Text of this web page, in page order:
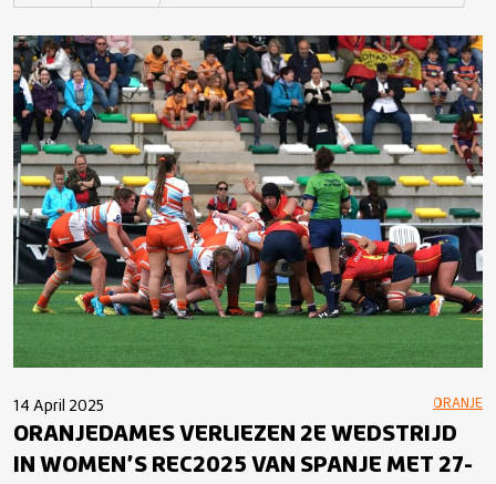
14 April 2025 ORANJE
ORANJEDAMES VERLIEZEN 2E WEDSTRIJD
IN WOMEN’S REC2025 VAN SPANJE MET 27-